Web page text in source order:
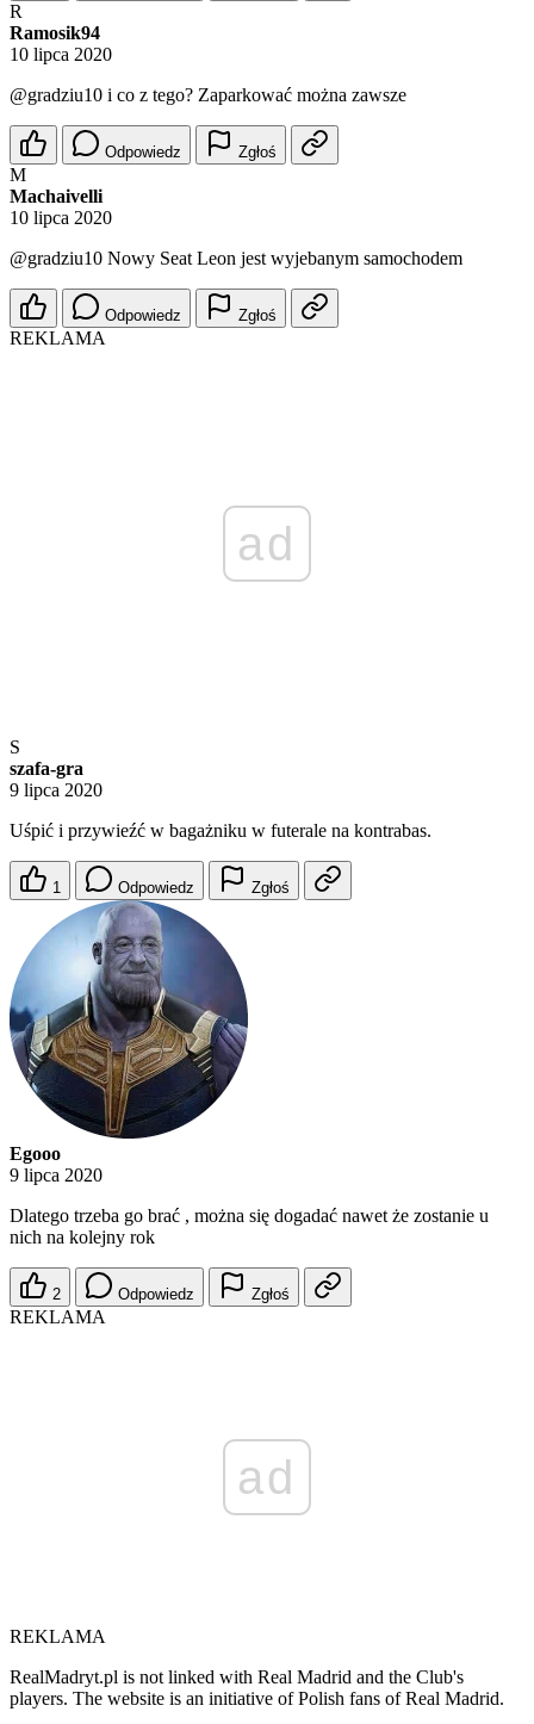
R
Ramosik94
10 lipca 2020
@gradziu10 i co z tego? Zaparkować można zawsze
Odpowiedz Zgłoś
M
Machaivelli
10 lipca 2020
@gradziu10 Nowy Seat Leon jest wyjebanym samochodem
Odpowiedz Zgłoś
REKLAMA
ad
S
szafa-gra
9 lipca 2020
Uśpić i przywieźć w bagażniku w futerale na kontrabas.
1 Odpowiedz Zgłoś
Egooo
9 lipca 2020
Dlatego trzeba go brać , można się dogadać nawet że zostanie u
nich na kolejny rok
2 Odpowiedz Zgłoś
REKLAMA
ad
REKLAMA
RealMadryt.pl is not linked with Real Madrid and the Club's
players. The website is an initiative of Polish fans of Real Madrid.